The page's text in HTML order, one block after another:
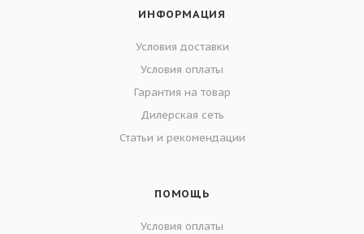
ИНФОРМАЦИЯ
Условия доставки
Условия оплаты
Гарантия на товар
Дилерская сеть
Статьи и рекомендации
ПОМОЩЬ
Условия оплаты